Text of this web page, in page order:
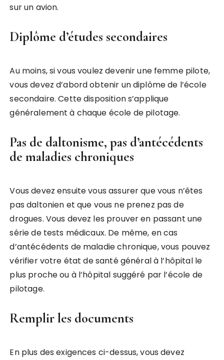
sur un avion.
Diplôme d’études secondaires
Au moins, si vous voulez devenir une femme pilote,
vous devez d’abord obtenir un diplôme de l’école
secondaire. Cette disposition s’applique
généralement à chaque école de pilotage.
Pas de daltonisme, pas d’antécédents
de maladies chroniques
Vous devez ensuite vous assurer que vous n’êtes
pas daltonien et que vous ne prenez pas de
drogues. Vous devez les prouver en passant une
série de tests médicaux. De même, en cas
d’antécédents de maladie chronique, vous pouvez
vérifier votre état de santé général à l’hôpital le
plus proche ou à l’hôpital suggéré par l’école de
pilotage.
Remplir les documents
En plus des exigences ci-dessus, vous devez